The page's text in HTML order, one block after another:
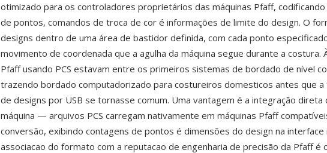
otimizado para os controladores proprietários das máquinas Pfaff,
de pontos, comandos de troca de cor é informações de limite do design. O
designs dentro de uma área de bastidor definida, com cada ponto
movimento de coordenada que a agulha da máquina segue durante a costura.
Pfaff usando PCS estavam entre os primeiros sistemas de bordado de nível
trazendo bordado computadorizado para costureiros domesticos antes que a
de designs por USB se tornasse comum. Uma vantagem é a integração direta
máquina — arquivos PCS carregam nativamente em máquinas Pfaff
conversão, exibindo contagens de pontos é dimensões do design na interface
associacao do formato com a reputacao de engenharia de precisão da Pfaff é